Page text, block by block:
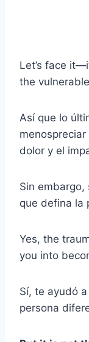
Let’s face
the
Así que lo
dolor y el
Sin
que defina la
Yes, the
you into
Sí, te ayudó
persona